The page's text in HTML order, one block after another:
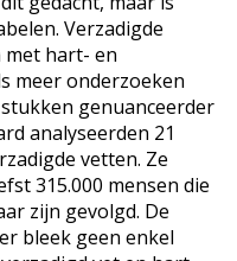
Verzadigde
hart- en
meer onderzoeken
genuanceerder
analyseerden 21
vetten. Ze
315.000 mensen die
zijn gevolgd. De
bleek geen enkel